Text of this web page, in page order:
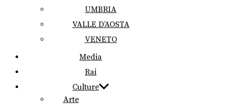
UMBRIA
VALLE D’AOSTA
VENETO
Media
Rai
Culture
Arte